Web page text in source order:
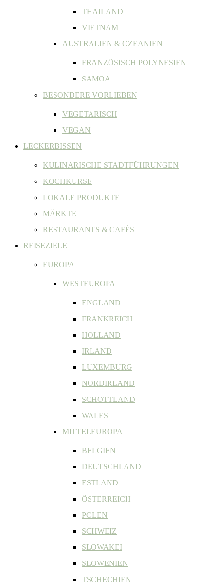
THAILAND
VIETNAM
AUSTRALIEN & OZEANIEN
FRANZÖSISCH POLYNESIEN
SAMOA
BESONDERE VORLIEBEN
VEGETARISCH
VEGAN
LECKERBISSEN
KULINARISCHE STADTFÜHRUNGEN
KOCHKURSE
LOKALE PRODUKTE
MÄRKTE
RESTAURANTS & CAFÉS
REISEZIELE
EUROPA
WESTEUROPA
ENGLAND
FRANKREICH
HOLLAND
IRLAND
LUXEMBURG
NORDIRLAND
SCHOTTLAND
WALES
MITTELEUROPA
BELGIEN
DEUTSCHLAND
ESTLAND
ÖSTERREICH
POLEN
SCHWEIZ
SLOWAKEI
SLOWENIEN
TSCHECHIEN